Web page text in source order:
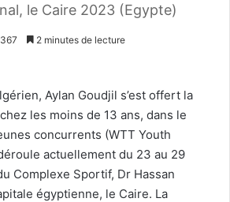
le Caire 2023 (Egypte)
367 2 minutes de lecture
Aylan Goudjil s’est offert la
les moins de 13 ans, dans le
concurrents (WTT Youth
actuellement du 23 au 29
Complexe Sportif, Dr Hassan
égyptienne, le Caire. La